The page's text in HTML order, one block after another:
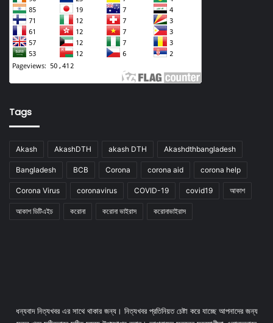
Tags
Akash AkashDTH akash DTH Akashdthbangladesh
Bangladesh BCB Corona corona aid corona help
Corona Virus coronavirus COVID-19 covid19 আকাশ
আকাশ ডিটিএইচ করোনা করোনা ভাইরাস করোনাভাইরাস
ধন্যবাদ নিত্যখবর এর সাথে থাকার জন্য। নিত্যখবর প্রতিনিয়ত চেষ্টা করে যাচ্ছে আপনাদের জন্য